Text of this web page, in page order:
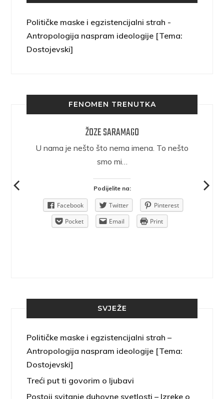
Političke maske i egzistencijalni strah -
Antropologija naspram ideologije [Tema:
Dostojevski]
FENOMEN TRENUTKA
ŽOZE SARAMAGO
U nama je nešto što nema imena. To nešto
smo mi…
Podijelite na:
Facebook Twitter
Pinterest
Pocket
Email Print
SVJEŽE
Političke maske i egzistencijalni strah –
Antropologija naspram ideologije [Tema:
Dostojevski]
Treći put ti govorim o ljubavi
Postoji svitanje duhovne svetlosti – Izreke o